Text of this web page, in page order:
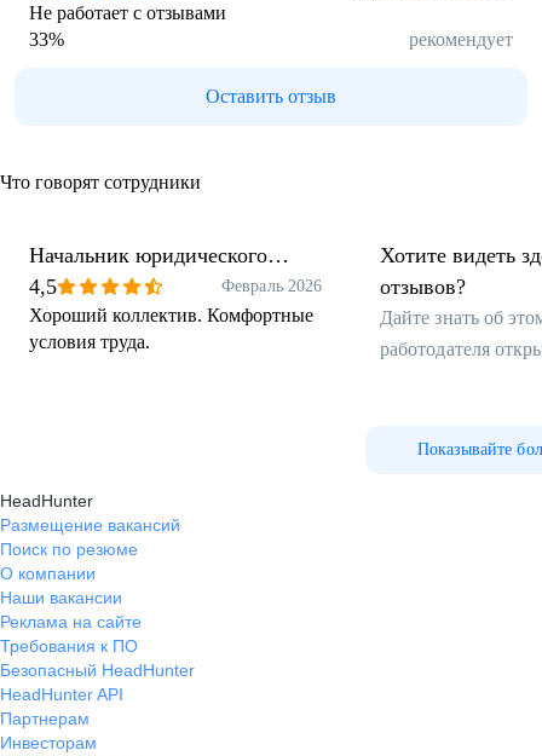
Не работает с отзывами
33% рекомендует
Оставить отзыв
Что говорят сотрудники
Начальник юридического
отдела
4,5 Февраль 2026
Хороший коллектив. Комфортные
условия труда.
Хотите видеть
отзывов?
Дайте знать об
работодателя
Показывайте
HeadHunter
Размещение вакансий
Поиск по резюме
О компании
Наши вакансии
Реклама на сайте
Требования к ПО
Безопасный HeadHunter
HeadHunter API
Партнерам
Инвесторам